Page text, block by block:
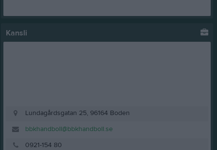
Kansli
Lundagårdsgatan 25, 96164 Boden
bbkhandboll@bbkhandboll.se
0921-154 80